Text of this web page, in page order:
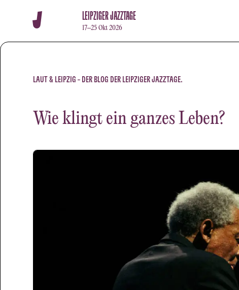
LEIPZIGER JAZZTAGE
17–25 Okt 2026
LAUT & LEIPZIG – DER BLOG DER LEIPZIGER JAZZTAGE.
Wie klingt ein ganzes Leben?